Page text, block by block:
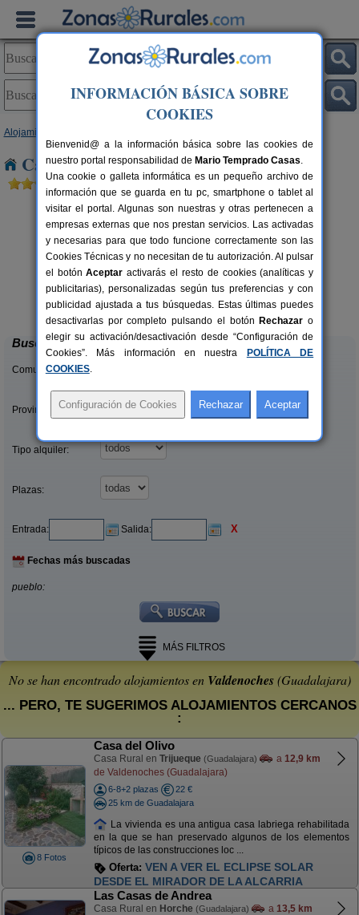
Alojamientos
Casas Rurales cerca de Valdenoches
6-8+2 pers.
desde22 €
Casa del Olivo
Trijueque (Guadalajara)
Buscar
Comunidades:
Provincias/Islas:
Tipo alquiler:
Plazas:
Entrada: Salida: X
Fechas más buscadas
pueblo:
MÁS FILTROS
No se han encontrado alojamientos en Valdenoches(Guadalajara)
... PERO, TE SUGERIMOS ALOJAMIENTOS CERCANOS
:
8 Fotos
Casa del Olivo
Casa Rural en Trijueque (Guadalajara) a 12,9 km
de Valdenoches (Guadalajara)
6-8+2 plazas
22 €
25 km de Guadalajara
La vivienda es una antigua casa labriega rehabilitada
en la que se han preservado algunos de los elementos
típicos de las construcciones loc ...
Oferta: VEN A VER EL ECLIPSE SOLAR
DESDE EL MIRADOR DE LA ALCARRIA
Las Casas de Andrea
Casa Rural en Horche (Guadalajara) a 13,5 km
INFORMACIÓN BÁSICA SOBRE
COOKIES
Bienvenid@ a la información básica sobre las cookies de
nuestro portal responsabilidad de Mario Temprado Casas.
Una cookie o galleta informática es un pequeño archivo de
información que se guarda en tu pc, smartphone o tablet al
visitar el portal. Algunas son nuestras y otras pertenecen a
empresas externas que nos prestan servicios. Las activadas
y necesarias para que todo funcione correctamente son las
Cookies Técnicas y no necesitan de tu autorización. Al pulsar
el botónAceptar activarás el resto de cookies (analíticas y
publicitarias), personalizadas según tus preferencias y con
publicidad ajustada a tus búsquedas. Estas últimas puedes
desactivarlas por completo pulsando el botón Rechazar o
elegir su activación/desactivación desde “Configuración de
Cookies”. Más información en nuestra
POLÍTICA DE
COOKIES.